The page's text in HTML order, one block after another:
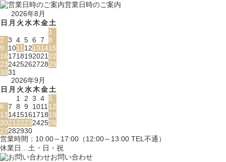
営業日時のご案内
2026年8月
日 月 火水木金土
1
2 3 4 5 6 7 8
9
101112131415
16171819202122
23242526272829
3031
2026年9月
日 月 火水木金土
1 2 3 4 5
6 7 8 9 101112
13141516171819
20212223242526
27282930
営業時間：10:00～17:00（12:00～13:00 TEL不通）
休業日…土・日・祝
お問い合わせ